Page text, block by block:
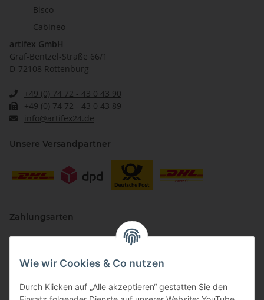
Wie wir Cookies & Co nutzen
Durch Klicken auf „Alle akzeptieren“ gestatten Sie den
Bisco
Cabineo
artifex GmbH
Graf-Bentzel-Straße 66/1
D-72108 Rottenburg
+49 (0) 74 72 - 43 0 43 90
+49 (0) 74 72 - 43 0 43 89
info@artifex24.de
Unsere Versandpartner
Zahlungsarten